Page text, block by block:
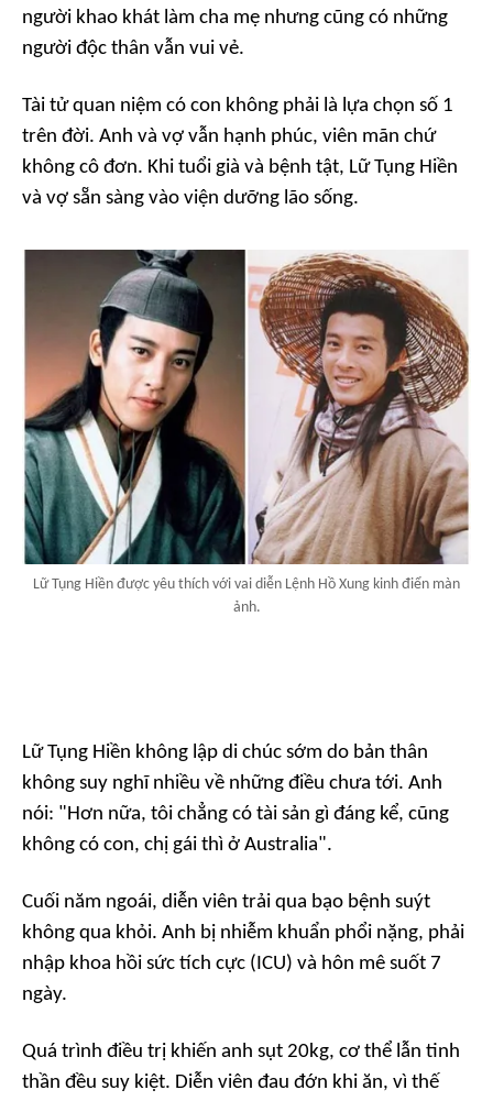
người khao khát làm cha mẹ nhưng cũng có những
người độc thân vẫn vui vẻ.
Tài tử quan niệm có con không phải là lựa chọn số 1
trên đời. Anh và vợ vẫn hạnh phúc, viên mãn chứ
không cô đơn. Khi tuổi già và bệnh tật, Lữ Tụng Hiền
và vợ sẵn sàng vào viện dưỡng lão sống.
Lữ Tụng Hiền được yêu thích với vai diễn Lệnh Hồ Xung kinh điển màn
ảnh.
Lữ Tụng Hiền không lập di chúc sớm do bản thân
không suy nghĩ nhiều về những điều chưa tới. Anh
nói: "Hơn nữa, tôi chẳng có tài sản gì đáng kể, cũng
không có con, chị gái thì ở Australia".
Cuối năm ngoái, diễn viên trải qua bạo bệnh suýt
không qua khỏi. Anh bị nhiễm khuẩn phổi nặng, phải
nhập khoa hồi sức tích cực (ICU) và hôn mê suốt 7
ngày.
Quá trình điều trị khiến anh sụt 20kg, cơ thể lẫn tinh
thần đều suy kiệt. Diễn viên đau đớn khi ăn, vì thế